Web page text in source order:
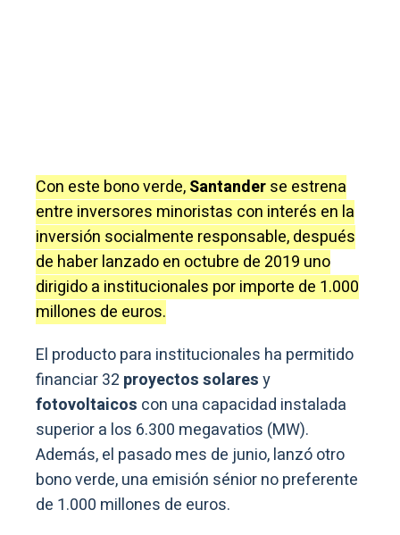
Con este bono verde,Santanderse estrena
entre inversores minoristas con interés en la
inversión socialmente responsable, después
de haber lanzado en octubre de 2019 uno
dirigido a institucionales por importe de 1.000
millones de euros.
El producto para institucionales ha permitido
financiar 32 proyectos solaresy
fotovoltaicos con una capacidad instalada
superior a los 6.300 megavatios (MW).
Además, el pasado mes de junio, lanzó otro
bono verde, una emisión sénior no preferente
de 1.000 millones de euros.